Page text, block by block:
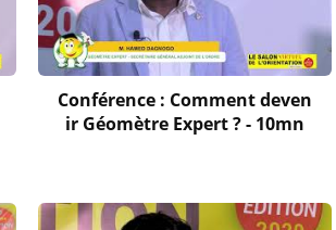
Conférence : Comment deven
ir Géomètre Expert ? - 10mn